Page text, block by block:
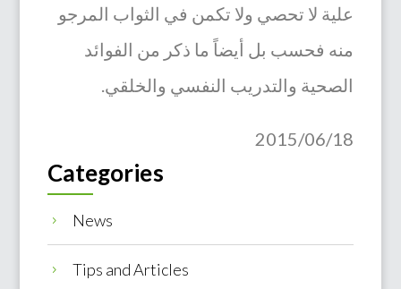
علية لا تحصي ولا تكمن في الثواب المرجو
منه فحسب بل أيضاً ما ذكر من الفوائد
الصحية والتدريب النفسي والخلقي.
Categories
5 News
5 Tips and Articles